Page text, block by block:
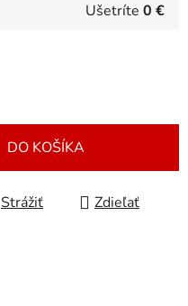
Ušetríte 0 €
DO KOŠÍKA
Strážiť Zdieľať